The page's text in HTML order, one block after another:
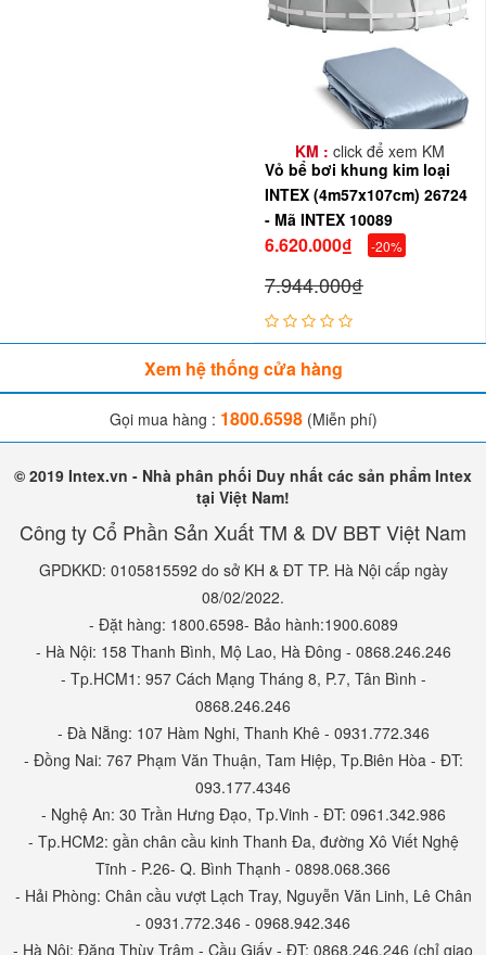
KM : click để xem KM
Vỏ bể bơi khung kim loại
INTEX (4m57x107cm) 26724
- Mã INTEX 10089
6.620.000₫ -20%
7.944.000₫
Xem hệ thống cửa hàng
Gọi mua hàng : 1800.6598(Miễn phí)
© 2019 Intex.vn - Nhà phân phối Duy nhất các sản phẩm Intex
tại Việt Nam!
Công ty Cổ Phần Sản Xuất TM & DV BBT Việt Nam
GPDKKD: 0105815592 do sở KH & ĐT TP. Hà Nội cấp ngày
08/02/2022.
- Đặt hàng: 1800.6598- Bảo hành:1900.6089
- Hà Nội: 158 Thanh Bình, Mộ Lao, Hà Đông - 0868.246.246
- Tp.HCM1: 957 Cách Mạng Tháng 8, P.7, Tân Bình -
0868.246.246
- Đà Nẵng: 107 Hàm Nghi, Thanh Khê - 0931.772.346
- Đồng Nai: 767 Phạm Văn Thuận, Tam Hiệp, Tp.Biên Hòa - ĐT:
093.177.4346
- Nghệ An: 30 Trần Hưng Đạo, Tp.Vinh - ĐT: 0961.342.986
- Tp.HCM2: gần chân cầu kinh Thanh Đa, đường Xô Viết Nghệ
Tĩnh - P.26- Q. Bình Thạnh - 0898.068.366
- Hải Phòng: Chân cầu vượt Lạch Tray, Nguyễn Văn Linh, Lê Chân
- 0931.772.346 - 0968.942.346
- Hà Nội: Đặng Thùy Trâm - Cầu Giấy - ĐT: 0868.246.246 (chỉ giao